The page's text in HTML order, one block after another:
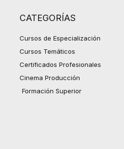
CATEGORÍAS
Cursos de Especialización
Cursos Temáticos
Certificados Profesionales
Cinema Producción
Formación Superior